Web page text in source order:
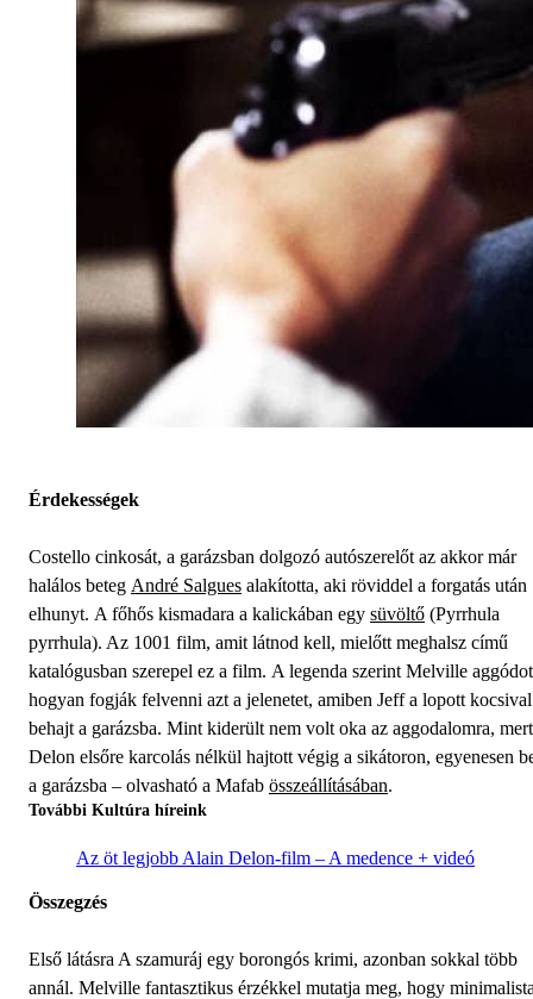
Érdekességek
Costello cinkosát, a garázsban dolgozó autószerelőt az akkor már
halálos beteg André Salgues alakította, aki röviddel a forgatás után
elhunyt. A főhős kismadara a kalickában egy süvöltő (Pyrrhula
pyrrhula). Az 1001 film, amit látnod kell, mielőtt meghalsz című
katalógusban szerepel ez a film. A legenda szerint Melville
hogyan fogják felvenni azt a jelenetet, amiben Jeff a lopott kocsival
behajt a garázsba. Mint kiderült nem volt oka az aggodalomra, mert
Delon elsőre karcolás nélkül hajtott végig a sikátoron, egyenesen
a garázsba – olvasható a Mafab összeállításában.
További Kultúra híreink
Az öt legjobb Alain Delon-film – A medence + videó
Összegzés
Első látásra A szamuráj egy borongós krimi, azonban sokkal több
annál. Melville fantasztikus érzékkel mutatja meg, hogy